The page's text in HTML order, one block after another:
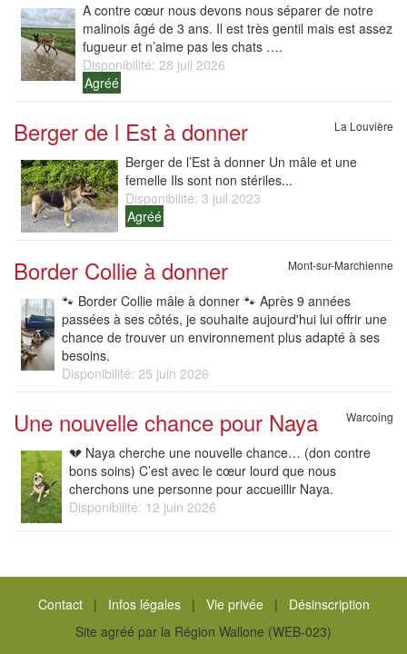
A contre cœur nous devons nous séparer de notre
malinois âgé de 3 ans. Il est très gentil mais est assez
fugueur et n’aime pas les chats ….
Disponibilité: 28 juil 2026
Agréé
Berger de l Est à donner La Louvière
Berger de l’Est à donner Un mâle et une
femelle Ils sont non stériles...
Disponibilité: 3 juil 2023
Agréé
Border Collie à donner Mont-sur-Marchienne
🐾 Border Collie mâle à donner 🐾 Après 9 années
passées à ses côtés, je souhaite aujourd'hui lui offrir une
chance de trouver un environnement plus adapté à ses
besoins.
Disponibilité: 25 juin 2026
Une nouvelle chance pour Naya Warcoing
💔 Naya cherche une nouvelle chance… (don contre
bons soins) C’est avec le cœur lourd que nous
cherchons une personne pour accueillir Naya.
Disponibilité: 12 juin 2026
Contact| Infos légales| Vie privée| Désinscription
Site agréé par la Région Wallone (WEB-023)